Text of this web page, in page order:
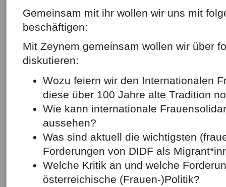
Gemeinsam mit ihr wollen wir uns mit
beschäftigen:
Mit Zeynem gemeinsam wollen wir über
diskutieren:
Wozu feiern wir den Internationalen
diese über 100 Jahre alte Tradition
Wie kann internationale
aussehen?
Was sind aktuell die wichtigsten
Forderungen von DIDF als
Welche Kritik an und welche
österreichische (Frauen-)Politik?